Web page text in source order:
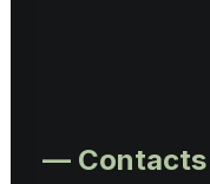
— Contacts